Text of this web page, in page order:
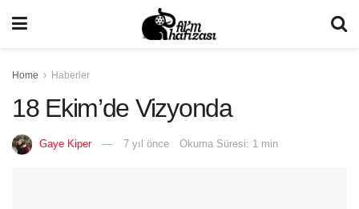
Home Haberler
18 Ekim’de Vizyonda
Gaye Kiper 7 yıl önce Okuma Süresi: 1 min